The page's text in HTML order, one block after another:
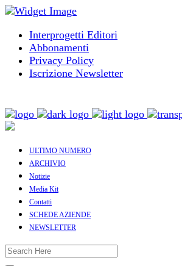
Interprogetti Editori
Abbonamenti
Privacy Policy
Iscrizione Newsletter
ULTIMO NUMERO
ARCHIVIO
Notizie
Media Kit
Contatti
SCHEDE AZIENDE
NEWSLETTER